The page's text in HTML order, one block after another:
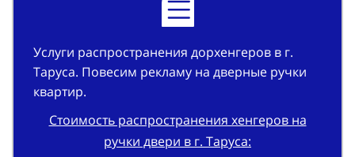
Услуги распространения дорхенгеров в г.
Таруса. Повесим рекламу на дверные ручки
квартир.
Стоимость распространения хенгеров на
ручки двери в г. Таруса: